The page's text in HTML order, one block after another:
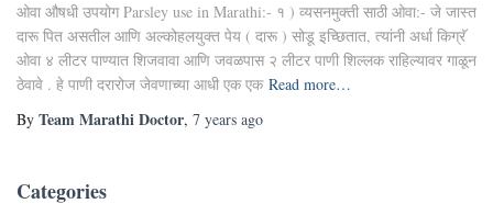
ओवा औषधी उपयोग Parsley use in Marathi:- १ ) व्यसनमुक्ती साठी ओवा:- जे जास्त
दारू पित असतील आणि अल्कोहलयुक्त पेय ( दारू ) सोडू इच्छितात, त्यांनी अर्धा किग्रॅ
ओवा ४ लीटर पाण्यात शिजवावा आणि जवळपास २ लीटर पाणी शिल्लक राहिल्यावर गाळून
ठेवावे . हे पाणी दरारोज जेवणाच्या आधी एक एक Read more…
By Team Marathi Doctor, 7 years ago
Categories